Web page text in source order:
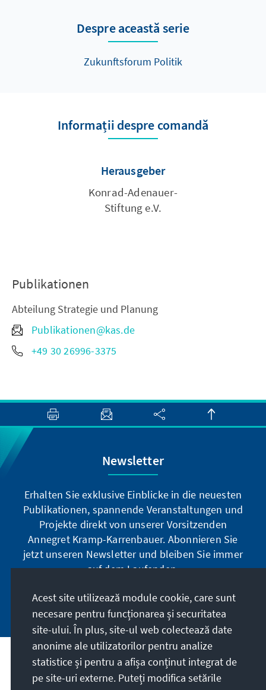
Despre această serie
Zukunftsforum Politik
Informații despre comandă
Herausgeber
Konrad-Adenauer-
Stiftung e.V.
Publikationen
Abteilung Strategie und Planung
Publikationen@kas.de
+49 30 26996-3375
Newsletter
Erhalten Sie exklusive Einblicke in die neuesten
Publikationen, spannende Veranstaltungen und
Projekte direkt von unserer Vorsitzenden
Annegret Kramp-Karrenbauer. Abonnieren Sie
jetzt unseren Newsletter und bleiben Sie immer
auf dem Laufenden.
Jetzt abonnieren
Misiunea noastră
Acest site utilizează module cookie, care sunt
necesare pentru funcționarea și securitatea
site-ului. În plus, site-ul web colectează date
anonime ale utilizatorilor pentru analize
statistice și pentru a afișa conținut integrat de
pe site-uri externe. Puteți modifica setările